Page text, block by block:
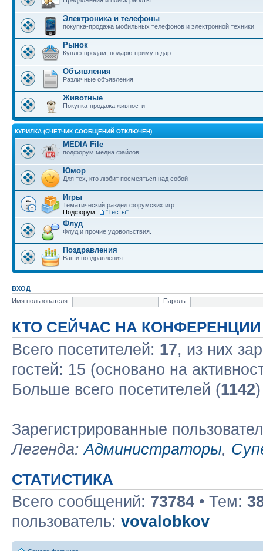
Электроника и телефоны
покупка-продажа мобильных телефонов и электронной техники
Рынок
Куплю-продам, подарю-приму в дар.
Объявления
Различные объявления
Животные
Покупка-продажа живности
КУРИЛКА (СЧЕТЧИК СООБЩЕНИЙ ОТКЛЮЧЕН)
MEDIA File
подфорум медиа файлов
Юмор
Для тех, кто любит посмеяться над собой
Игры
Тематический раздел форумских игр.
Подфорум:
"Тесты"
Флуд
Флуд и прочие удовольствия.
Поздравления
Ваши поздравления.
ВХОД
Имя пользователя:
Пароль:
КТО СЕЙЧАС НА КОНФЕРЕНЦИИ
Всего посетителей: 17, из них
гостей: 15 (основано на
Больше всего посетителей (1142
Зарегистрированные
Легенда:Администраторы,
СТАТИСТИКА
Всего сообщений: 73784 • Тем:
пользователь: vovalobkov